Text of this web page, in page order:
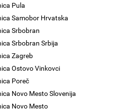
Pula
Samobor Hrvatska
Srbobran
Srbobran Srbija
Zagreb
Ostovo Vinkovci
Poreč
Novo Mesto Slovenija
Novo Mesto